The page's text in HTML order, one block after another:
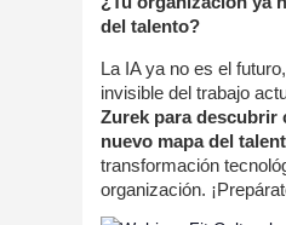
del talento?
La IA ya no es el
invisible del trabajo
Zurek para descubrir
nuevo mapa del
transformación
organización.